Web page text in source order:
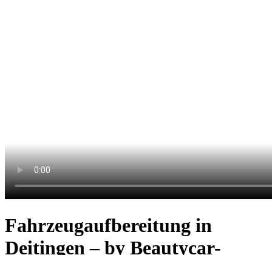
Fahrzeugaufbereitung in
Deitingen – by Beautycar-